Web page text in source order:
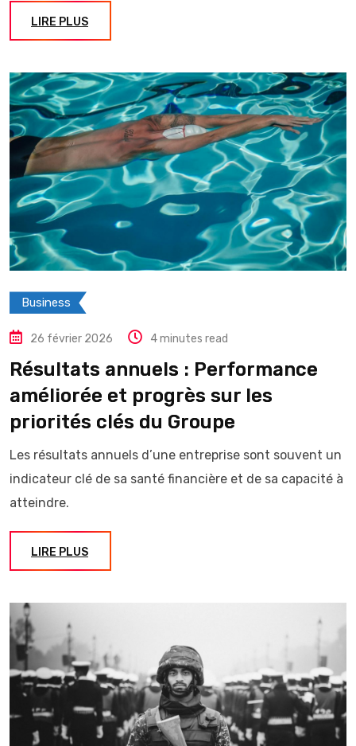
LIRE PLUS
Business
26 février 2026 4 minutes read
Résultats annuels : Performance
améliorée et progrès sur les
priorités clés du Groupe
Les résultats annuels d’une entreprise sont souvent un
indicateur clé de sa santé financière et de sa capacité à
atteindre.
LIRE PLUS